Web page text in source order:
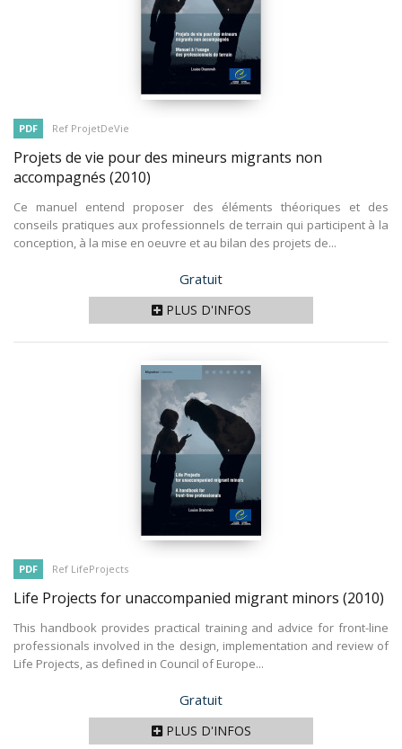
PDF Ref ProjetDeVie
Projets de vie pour des mineurs migrants non
accompagnés (2010)
Ce manuel entend proposer des éléments théoriques et des
conseils pratiques aux professionnels de terrain qui participent à la
conception, à la mise en oeuvre et au bilan des projets de...
Prix
Gratuit
PLUS D'INFOS
PDF Ref LifeProjects
Life Projects for unaccompanied migrant minors (2010)
This handbook provides practical training and advice for front-line
professionals involved in the design, implementation and review of
Life Projects, as defined in Council of Europe...
Prix
Gratuit
PLUS D'INFOS